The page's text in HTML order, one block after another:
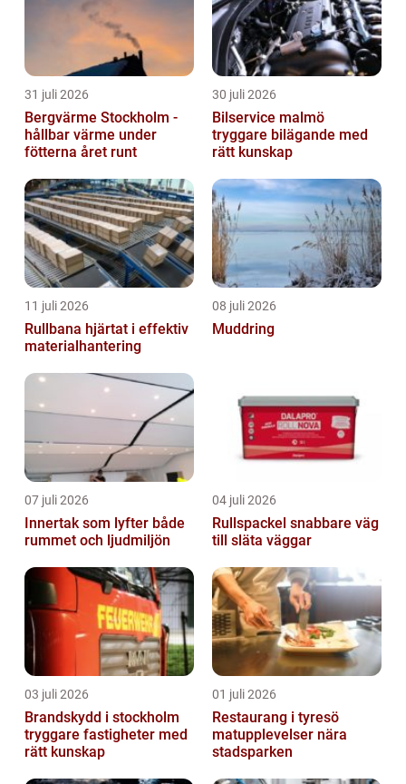
31 juli 2026
Bergvärme Stockholm -
hållbar värme under
fötterna året runt
30 juli 2026
Bilservice malmö
tryggare bilägande med
rätt kunskap
11 juli 2026
Rullbana hjärtat i effektiv
materialhantering
08 juli 2026
Muddring
07 juli 2026
Innertak som lyfter både
rummet och ljudmiljön
04 juli 2026
Rullspackel snabbare väg
till släta väggar
03 juli 2026
Brandskydd i stockholm
tryggare fastigheter med
rätt kunskap
01 juli 2026
Restaurang i tyresö
matupplevelser nära
stadsparken